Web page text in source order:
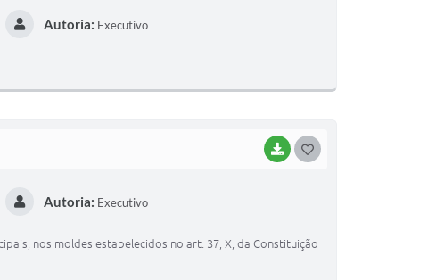
Autoria: Executivo
BAIXAR
Autoria: Executivo
nos moldes estabelecidos no art. 37, X, da Constituição